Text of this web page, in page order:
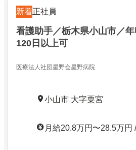
新着正社員
看護助手／栃木県小山市／
120日以上可
医療法人社団星野会星野病院
小山市 大字粟宮
月給20.8万円〜28.5万円